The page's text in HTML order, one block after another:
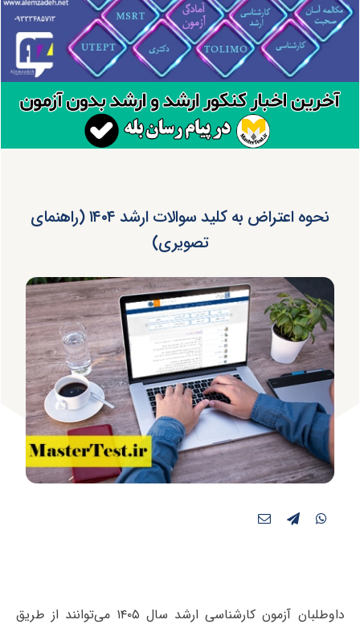
نحوه اعتراض به کلید سوالات ارشد ۱۴۰۴ (راهنمای
تصویری)
داوطلبان آزمون کارشناسی ارشد سال ۱۴۰۵ می‌توانند از طریق